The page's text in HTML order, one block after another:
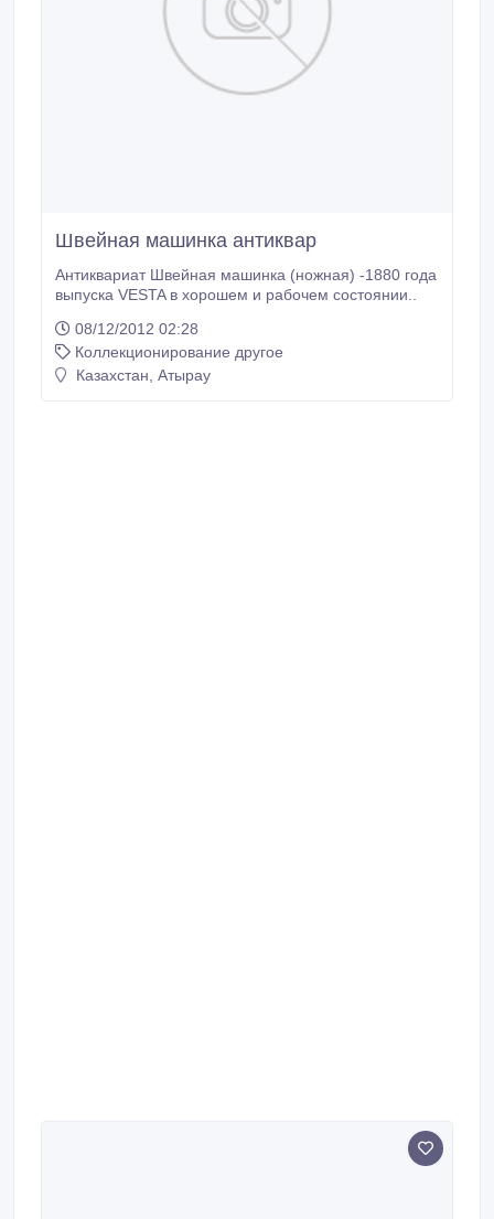
Швейная машинка антиквар
Антиквариат Швейная машинка (ножная) -1880 года
выпуска VESTA в хорошем и рабочем состоянии..
08/12/2012 02:28
Коллекционирование другое
Казахстан, Атырау